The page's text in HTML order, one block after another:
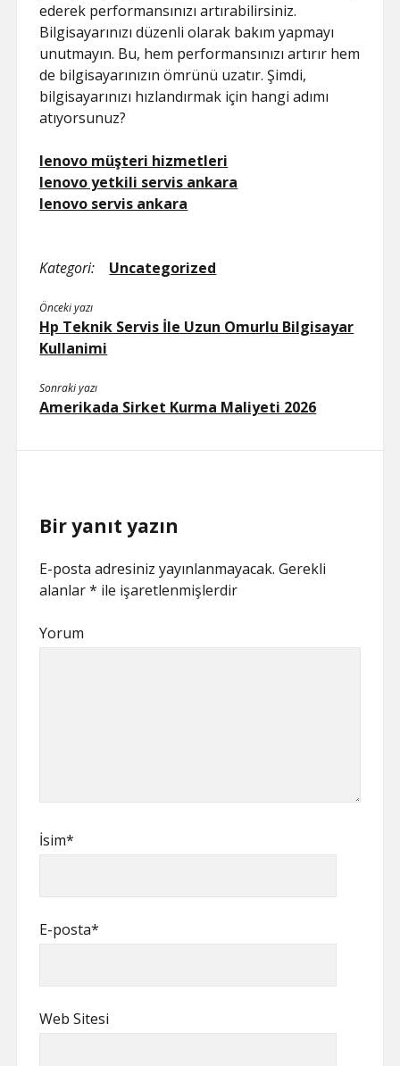
ederek performansınızı artırabilirsiniz.
Bilgisayarınızı düzenli olarak bakım yapmayı
unutmayın. Bu, hem performansınızı artırır hem
de bilgisayarınızın ömrünü uzatır. Şimdi,
bilgisayarınızı hızlandırmak için hangi adımı
atıyorsunuz?
lenovo müşteri hizmetleri
lenovo yetkili servis ankara
lenovo servis ankara
Kategori: Uncategorized
Önceki yazı
Hp Teknik Servis İle Uzun Omurlu Bilgisayar
Kullanimi
Sonraki yazı
Amerikada Sirket Kurma Maliyeti 2026
Bir yanıt yazın
E-posta adresiniz yayınlanmayacak. Gerekli
alanlar* ile işaretlenmişlerdir
Yorum
İsim*
E-posta*
Web Sitesi